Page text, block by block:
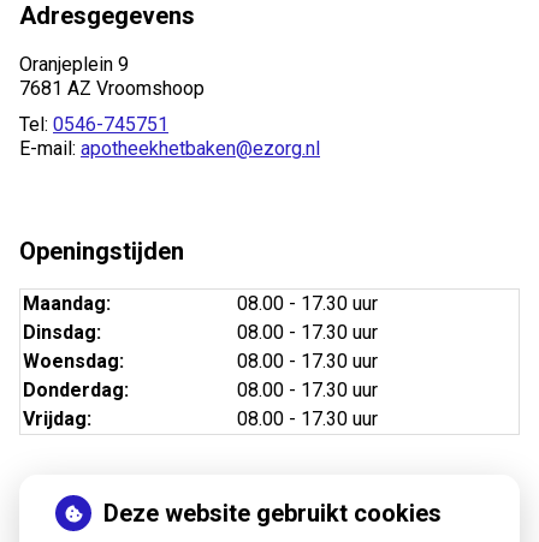
Adresgegevens
Oranjeplein 9
7681 AZ Vroomshoop
Tel: 0546-745751
E-mail: apotheekhetbaken@ezorg.nl
Openingstijden
Maandag:
08.00 - 17.30 uur
Dinsdag:
08.00 - 17.30 uur
Woensdag:
08.00 - 17.30 uur
Donderdag:
08.00 - 17.30 uur
Vrijdag:
08.00 - 17.30 uur
Nieuws Deze website gebruikt cookies